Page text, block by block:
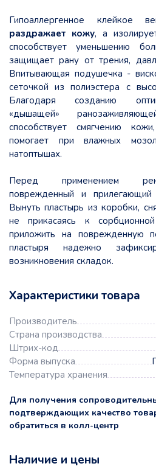
Гипоаллергенное клейкое
раздражает кожу, а
способствует уменьшению
защищает рану от трения,
Впитывающая подушечка -
сеточкой из полиэстера с
Благодаря созданию
«дышащей»
способствует смягчению
помогает при влажных
натоптышах.
Перед применением
поврежденный и
Вынуть пластырь из коробки,
не прикасаясь к
приложить на поврежденную
пластыря надежно
возникновения складок.
Характеристики товара
Производитель
Страна производства
Штрих-код
Форма выпуска
Температура хранения
Для получения
подтверждающих качество
обратиться в колл-центр
Наличие и цены